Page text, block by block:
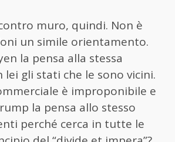
muro, quindi. Non è
un simile orientamento.
la pensa alla stessa
lei gli stati che le sono vicini.
è improponibile e
la pensa allo stesso
perché cerca in tutte le